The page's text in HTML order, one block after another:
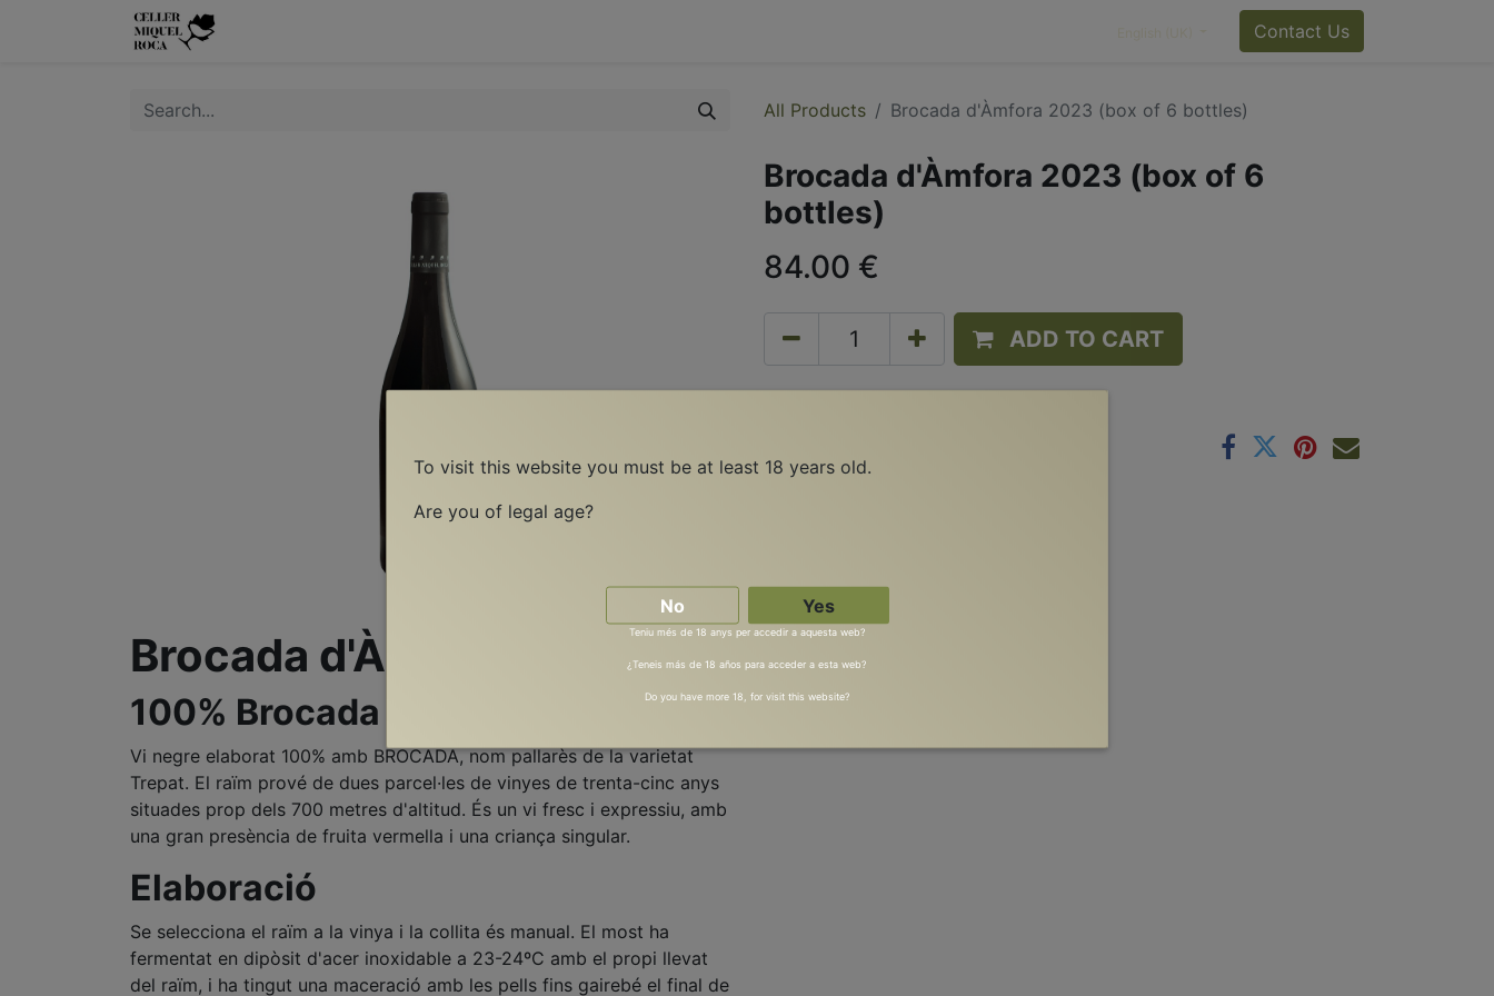
To visit this website you must be at least 18 years old.
Are you of legal age?
No Yes
Teniu més de 18 anys per accedir a aquesta web?
¿Teneis más de 18 años para acceder a esta web?
Do you have more 18, for visit this website?
Contact Us
All Products Brocada d'Àmfora 2023 (box of 6 bottles)
Brocada d'Àmfora 2023
100% Brocada (Trepat)
Vi negre elaborat 100% amb BROCADA, nom pallarès de la varietat
Trepat. El raïm prové de dues parcel·les de vinyes de trenta-cinc anys
situades prop dels 700 metres d'altitud. És un vi fresc i expressiu, amb
una gran presència de fruita vermella i una criança singular.
Elaboració
Se selecciona el raïm a la vinya i la collita és manual. El most ha
fermentat en dipòsit d'acer inoxidable a 23-24ºC amb el propi llevat
del raïm, i ha tingut una maceració amb les pells fins gairebé el final de
Brocada d'Àmfora 2023 (box of 6
bottles)
84.00 €
ADD TO CART